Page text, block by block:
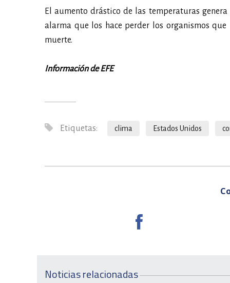
El aumento drástico de las temperaturas
alarma que los hace perder los organismos
muerte.
Información de EFE
Etiquetas: clima Estados Unidos
Noticias relacionadas